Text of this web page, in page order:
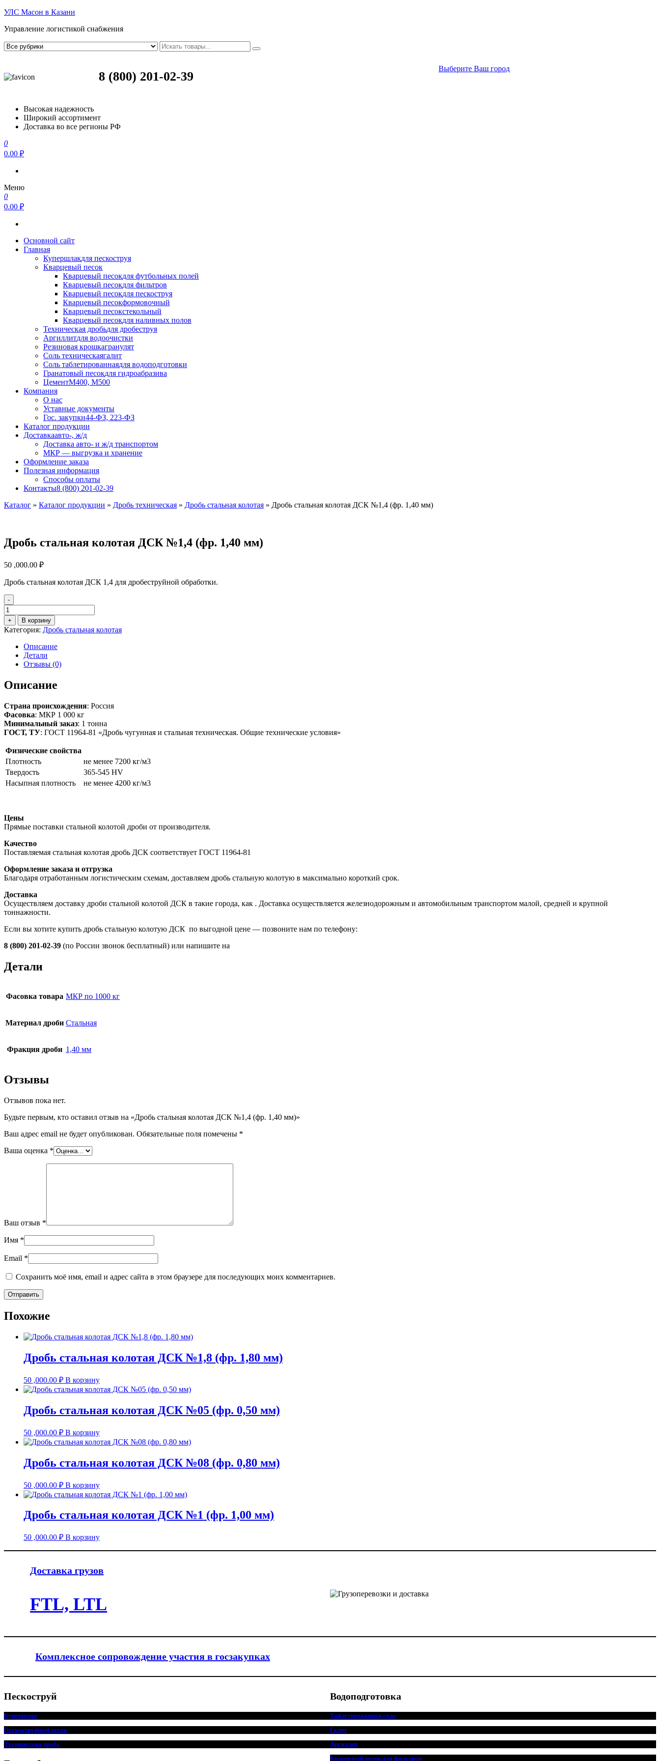
УЛС Масон в Казани
Управление логистикой снабжения
8 (800) 201-02-39
Выберите Ваш город
Высокая надежность
Широкий ассортимент
Доставка во все регионы РФ
0
0.00 ₽
Меню
0
0.00 ₽
Основной сайт
Главная
Купершлакдля пескоструя
Кварцевый песок
Кварцевый песокдля футбольных полей
Кварцевый песокдля фильтров
Кварцевый песокдля пескоструя
Кварцевый песокформовочный
Кварцевый песокстекольный
Кварцевый песокдля наливных полов
Техническая дробьдля дробеструя
Аргиллитдля водоочистки
Резиновая крошкагранулят
Соль техническаягалит
Соль таблетированнаядля водоподготовки
Гранатовый песокдля гидроабразива
ЦементМ400, М500
Компания
О нас
Уставные документы
Гос. закупки44-ФЗ, 223-ФЗ
Каталог продукции
Доставкаавто-, ж/д
Доставка авто- и ж/д транспортом
МКР — выгрузка и хранение
Оформление заказа
Полезная информация
Способы оплаты
Контакты8 (800) 201-02-39
Каталог » Каталог продукции » Дробь техническая » Дробь стальная колотая » Дробь стальная колотая ДСК №1,4 (фр. 1,40 мм)
Дробь стальная колотая ДСК №1,4 (фр. 1,40 мм)
50 ,000.00 ₽
Дробь стальная колотая ДСК 1,4 для дробеструйной обработки.
-
Количество
товара
Дробь
стальная
колотая
ДСК
№1,4
1,40
мм)
+ В корзину
Категория: Дробь стальная колотая
Описание
Детали
Отзывы (0)
Описание
Страна происхождения: Россия
Фасовка: МКР 1 000 кг
Минимальный заказ: 1 тонна
ГОСТ, ТУ: ГОСТ 11964-81 «Дробь чугунная и стальная техническая. Общие технические условия»
Физические свойства
Плотность
не менее 7200 кг/м3
Твердость
365-545 HV
Насыпная плотность
не менее 4200 кг/м3
Цены
Прямые поставки стальной колотой дроби от производителя.
Качество
Поставляемая стальная колотая дробь ДСК соответствует ГОСТ 11964-81
Оформление заказа и отгрузка
Благодаря отработанным логистическим схемам, доставляем дробь стальную колотую в максимально короткий срок.
Доставка
Осуществляем доставку дроби стальной колотой ДСК в такие города, как . Доставка осуществляется железнодорожным и автомобильным транспортом малой, средней и крупной
тоннажности.
Если вы хотите купить дробь стальную колотую ДСК по выгодной цене — позвоните нам по телефону:
8 (800) 201-02-39 (по России звонок бесплатный) или напишите на
Детали
Фасовка товара МКР по 1000 кг
Материал дроби Стальная
Фракция дроби 1,40 мм
Отзывы
Отзывов пока нет.
Будьте первым, кто оставил отзыв на «Дробь стальная колотая ДСК №1,4 (фр. 1,40 мм)»
Ваш адрес email не будет опубликован. Обязательные поля помечены *
Ваша оценка *
Ваш отзыв *
Имя *
Email *
Сохранить моё имя, email и адрес сайта в этом браузере для последующих моих комментариев.
Похожие
Дробь стальная колотая ДСК №1,8 (фр. 1,80 мм)
50 ,000.00 ₽ В корзину
Дробь стальная колотая ДСК №05 (фр. 0,50 мм)
50 ,000.00 ₽ В корзину
Дробь стальная колотая ДСК №08 (фр. 0,80 мм)
50 ,000.00 ₽ В корзину
Дробь стальная колотая ДСК №1 (фр. 1,00 мм)
50 ,000.00 ₽ В корзину
Доставка грузов
FTL, LTL
Комплексное сопровождение участия в госзакупках
Пескоструй
Купершлак
Пескоструйный песок
Техническая дробь
Водоподготовка
Таблетированная соль
Галит
Аргиллит
Кварцевый песок для фильтров